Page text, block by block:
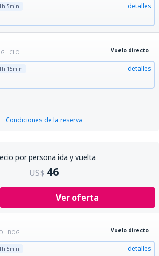
5min detalles
- CLO Vuelo directo
15min detalles
Condiciones de la reserva
por persona ida y vuelta
US$ 46
Ver oferta
- BOG Vuelo directo
5min detalles